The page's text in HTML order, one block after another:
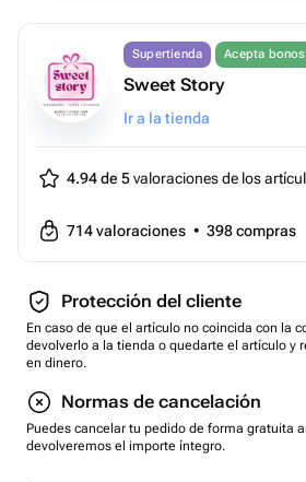
Supertienda Acepta bonos
Sweet Story
Ir a la tienda
4.94 de 5valoraciones de los
714valoraciones • 398compras
Protección del cliente
En caso de que el artículo no coincida con la
devolverlo a la tienda o quedarte el artículo y
en dinero.
Normas de cancelación
Puedes cancelar tu pedido de forma gratuita
devolveremos el importe íntegro.